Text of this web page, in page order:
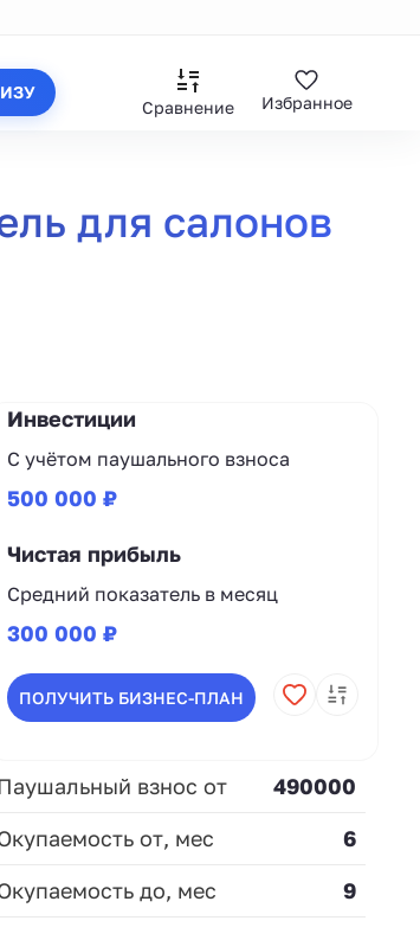
Сравнение Избранное
для салонов
Инвестиции
С учётом паушального взноса
500 000 ₽
Чистая прибыль
Средний показатель в месяц
300 000 ₽
ПОЛУЧИТЬ БИЗНЕС-ПЛАН
взнос от
490000
от, мес
6
до, мес
9